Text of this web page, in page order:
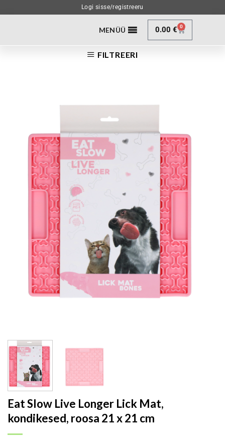
Logi sisse/registreeru
MENÜÜ 0.00€ 0
FILTREERI
Eat Slow Live Longer Lick Mat,
kondikesed, roosa 21 x 21 cm